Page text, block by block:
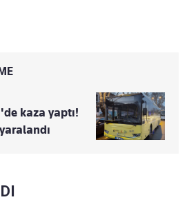
kaza yaptı!